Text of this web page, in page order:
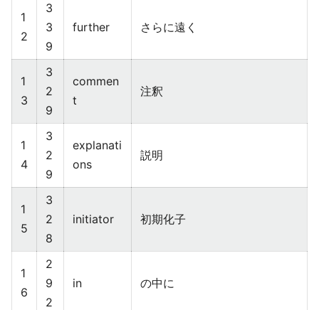
1
2
3
3
9
further さらに遠く
1
3
3
2
9
commen
t
注釈
1
4
3
2
9
explanati
ons
説明
1
5
3
2
8
initiator 初期化子
1
6
2
9
2
in の中に